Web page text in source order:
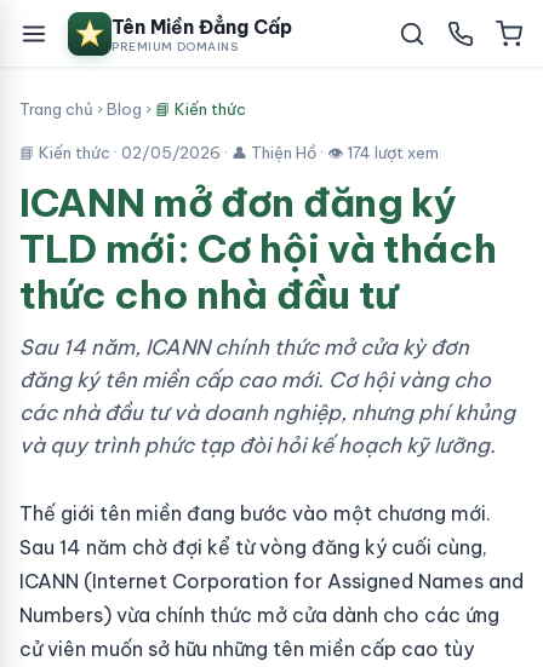
Tên Miền Đẳng Cấp
PREMIUM DOMAINS
Trang chủ ›Blog › 📘 Kiến thức
📘 Kiến thức · 02/05/2026 · 👤 Thiện Hồ · 👁 174 lượt xem
ICANN mở đơn đăng ký
TLD mới: Cơ hội và thách
thức cho nhà đầu tư
Sau 14 năm, ICANN chính thức mở cửa kỳ đơn
đăng ký tên miền cấp cao mới. Cơ hội vàng cho
các nhà đầu tư và doanh nghiệp, nhưng phí khủng
và quy trình phức tạp đòi hỏi kế hoạch kỹ lưỡng.
Thế giới tên miền đang bước vào một chương mới.
Sau 14 năm chờ đợi kể từ vòng đăng ký cuối cùng,
ICANN (Internet Corporation for Assigned Names and
Numbers) vừa chính thức mở cửa dành cho các ứng
cử viên muốn sở hữu những tên miền cấp cao tùy